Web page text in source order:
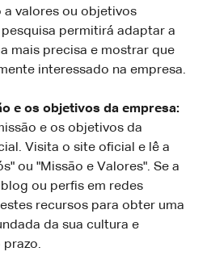
a valores ou objetivos
permitirá adaptar a
mais precisa e mostrar que
interessado na empresa.
e os objetivos da empresa:
e os objetivos da
Visita o site oficial e lê a
ou "Missão e Valores". Se a
ou perfis em redes
recursos para obter uma
da sua cultura e